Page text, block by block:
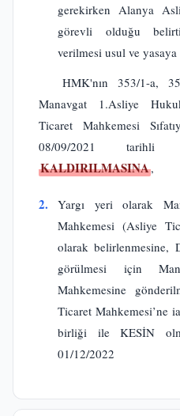
gerekirken Alanya
görevli olduğu
verilmesi usul ve yasaya
HMK'nın 353/1-a,
Manavgat 1.Asliye
Ticaret Mahkemesi
08/09/2021 tarihli
KALDIRILMASINA,
2.
Yargı yeri olarak
Mahkemesi (Asliye
olarak belirlenmesine,
görülmesi için
Mahkemesine
Ticaret Mahkemesi’ne
birliği ile KESİN
01/12/2022